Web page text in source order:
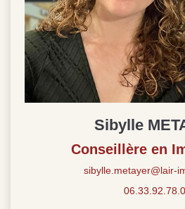
Sibylle
Conseillère en
sibylle.metayer@lair-